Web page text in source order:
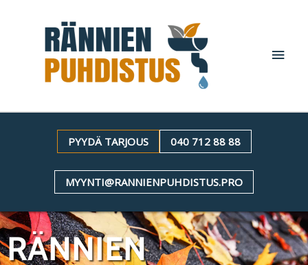
PYYDÄ TARJOUS 040 712 88 88
MYYNTI@RANNIENPUHDISTUS.PRO
RÄNNIEN